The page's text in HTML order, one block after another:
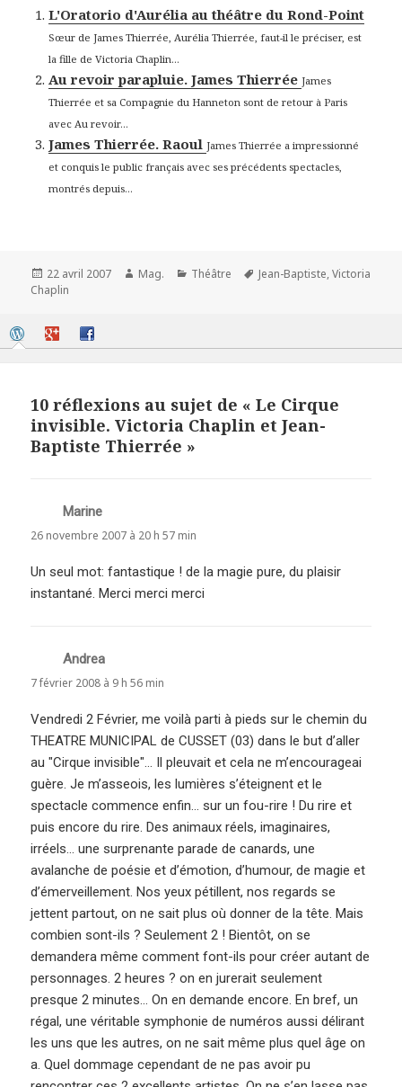
L'Oratorio d'Aurélia au théâtre du Rond-Point
Sœur de James Thierrée, Aurélia Thierrée, faut-il le préciser, est
la fille de Victoria Chaplin...
Au revoir parapluie. James Thierrée James
Thierrée et sa Compagnie du Hanneton sont de retour à Paris
avec Au revoir...
James Thierrée. Raoul James Thierrée a impressionné
et conquis le public français avec ses précédents spectacles,
montrés depuis...
Publié
le
22 avril 2007 Auteur
Mag. Catégories
Théâtre
Mots-
Jean-Baptiste,Victoria
Chaplin
10 réflexions au sujet de « Le Cirque
invisible. Victoria Chaplin et Jean-
Baptiste Thierrée »
Marine
26 novembre 2007 à 20 h 57 min
Un seul mot: fantastique ! de la magie pure, du plaisir
instantané. Merci merci merci
Andrea
7 février 2008 à 9 h 56 min
Vendredi 2 Février, me voilà parti à pieds sur le chemin du
THEATRE MUNICIPAL de CUSSET (03) dans le but d’aller
au "Cirque invisible"… Il pleuvait et cela ne m’encourageai
guère. Je m’asseois, les lumières s’éteignent et le
spectacle commence enfin… sur un fou-rire ! Du rire et
puis encore du rire. Des animaux réels, imaginaires,
irréels… une surprenante parade de canards, une
avalanche de poésie et d’émotion, d’humour, de magie et
d’émerveillement. Nos yeux pétillent, nos regards se
jettent partout, on ne sait plus où donner de la tête. Mais
combien sont-ils ? Seulement 2 ! Bientôt, on se
demandera même comment font-ils pour créer autant de
personnages. 2 heures ? on en jurerait seulement
presque 2 minutes… On en demande encore. En bref, un
régal, une véritable symphonie de numéros aussi délirant
les uns que les autres, on ne sait même plus quel âge on
a. Quel dommage cependant de ne pas avoir pu